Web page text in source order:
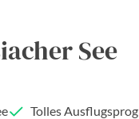
See
Tolles